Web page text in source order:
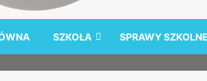
Podstawowa
SZKOŁA SPRAWY